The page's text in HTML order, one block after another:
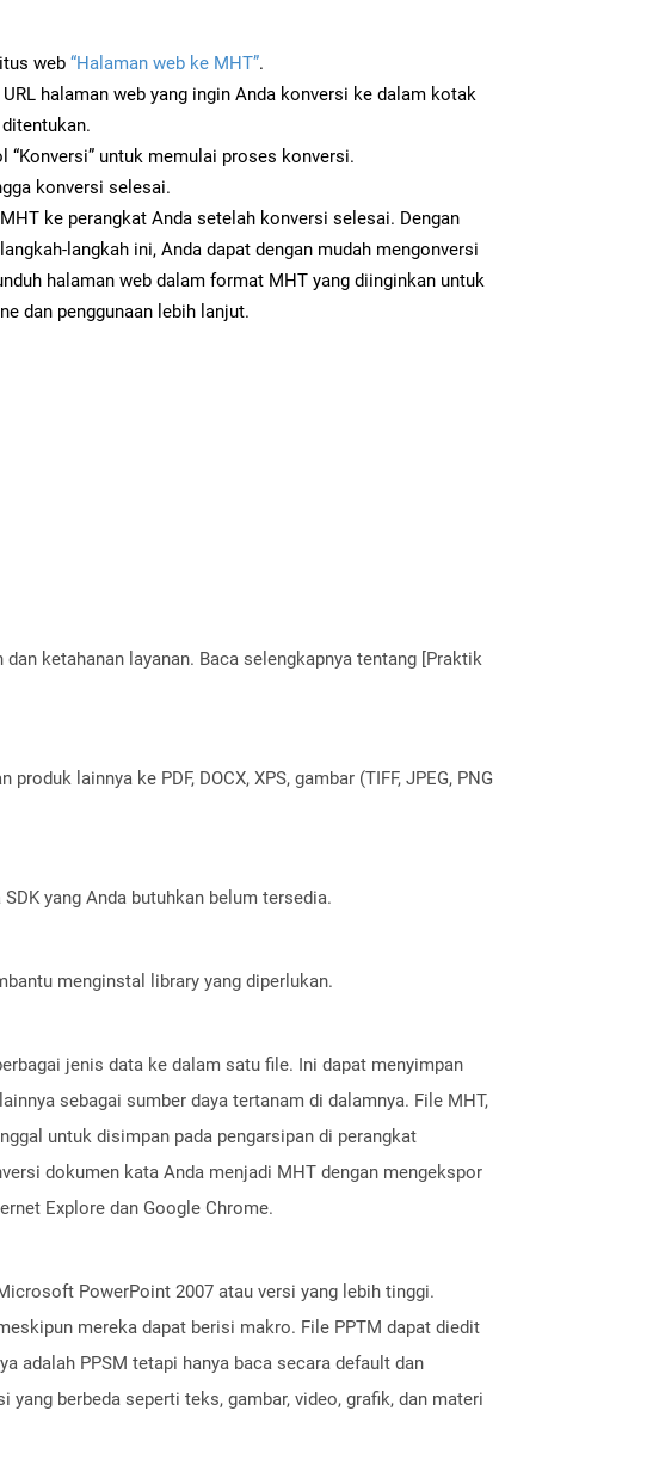
web “Halaman web ke MHT”.
halaman web yang ingin Anda konversi ke dalam kotak
“Konversi” untuk memulai proses konversi.
konversi selesai.
ke perangkat Anda setelah konversi selesai. Dengan
langkah ini, Anda dapat dengan mudah mengonversi
halaman web dalam format MHT yang diinginkan untuk
dan penggunaan lebih lanjut.
ketahanan layanan. Baca selengkapnya tentang [Praktik
lainnya ke PDF, DOCX, XPS, gambar (TIFF, JPEG, PNG
yang Anda butuhkan belum tersedia.
menginstal library yang diperlukan.
jenis data ke dalam satu file. Ini dapat menyimpan
sebagai sumber daya tertanam di dalamnya. File MHT,
untuk disimpan pada pengarsipan di perangkat
dokumen kata Anda menjadi MHT dengan mengekspor
Explore dan Google Chrome.
PowerPoint 2007 atau versi yang lebih tinggi.
mereka dapat berisi makro. File PPTM dapat diedit
adalah PPSM tetapi hanya baca secara default dan
berbeda seperti teks, gambar, video, grafik, dan materi